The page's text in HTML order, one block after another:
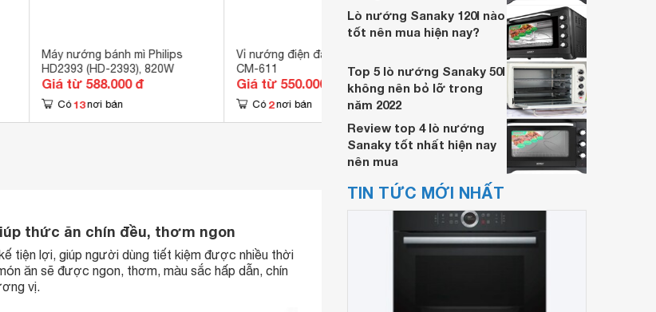
Máy nướng bánh mì Philips
HD2393 (HD-2393), 820W
Giá từ 588.000 đ
Có 13 nơi bán
Vỉ nướng điện đa năng Chefman
CM-611
Giá từ 550.000 đ
Có 2 nơi bán
Kẹp nướng sandwich để bàn
Tiross TS514 (TS-514) - 750W
Giá từ 478.000 đ
nơi bán
thức ăn chín đều, thơm ngon
tiện lợi, giúp người dùng tiết kiệm được nhiều thời
ăn sẽ được ngon, thơm, màu sắc hấp dẫn, chín
vị.
Lò nướng Sanaky 120l nào
tốt nên mua hiện nay?
Top 5 lò nướng Sanaky 50l
không nên bỏ lỡ trong
năm 2022
Review top 4 lò nướng
Sanaky tốt nhất hiện nay
nên mua
TIN TỨC MỚI NHẤT